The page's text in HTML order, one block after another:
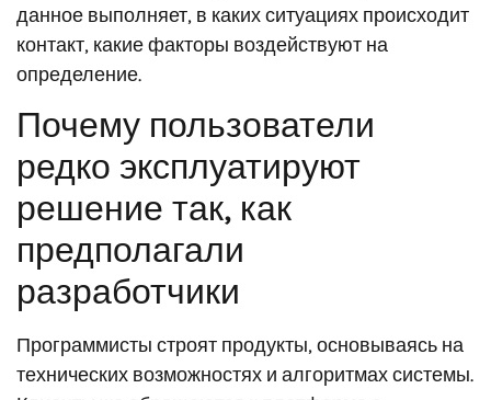
данное выполняет, в каких ситуациях происходит
контакт, какие факторы воздействуют на
определение.
Почему пользователи
редко эксплуатируют
решение так, как
предполагали
разработчики
Программисты строят продукты, основываясь на
технических возможностях и алгоритмах системы.